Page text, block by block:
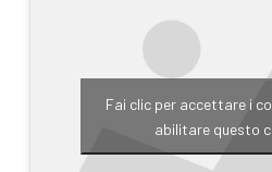
Fai clic per accettare i
abilitare questo